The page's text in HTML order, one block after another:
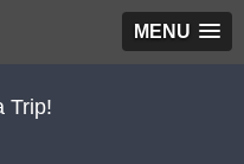
MENU
Trip!